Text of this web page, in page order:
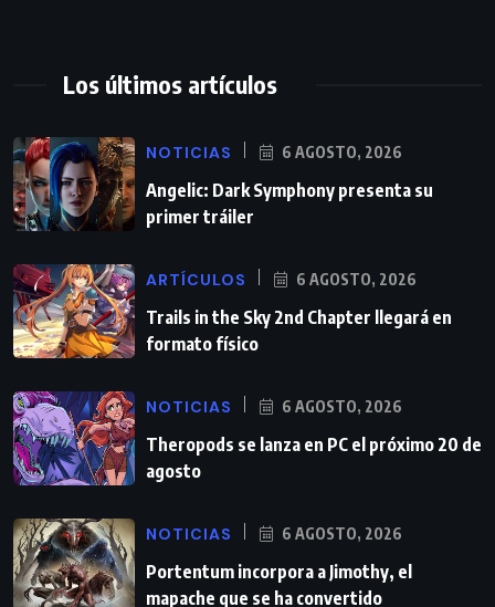
Los últimos artículos
NOTICIAS 6 AGOSTO, 2026
Angelic: Dark Symphony presenta su
primer tráiler
ARTÍCULOS 6 AGOSTO, 2026
Trails in the Sky 2nd Chapter llegará en
formato físico
NOTICIAS 6 AGOSTO, 2026
Theropods se lanza en PC el próximo 20 de
agosto
NOTICIAS 6 AGOSTO, 2026
Portentum incorpora a Jimothy, el
mapache que se ha convertido